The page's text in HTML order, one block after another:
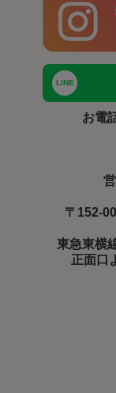
LINE
お電
〒152-
東急東横
正面口